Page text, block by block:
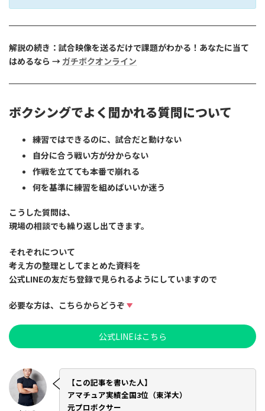
解説の続き：試合映像を送るだけで課題がわかる！あなたに当て
はめるなら → ガチボクオンライン
ボクシングでよく聞かれる質問について
練習ではできるのに、試合だと動けない
自分に合う戦い方が分からない
作戦を立てても本番で崩れる
何を基準に練習を組めばいいか迷う
こうした質問は、
現場の相談でも繰り返し出てきます。
それぞれについて
考え方の整理としてまとめた資料を
公式LINEの友だち登録で見られるようにしていますので
必要な方は、こちらからどうぞ
公式LINEはこちら
【この記事を書いた人】
アマチュア実績全国3位（東洋大）
元プロボクサー